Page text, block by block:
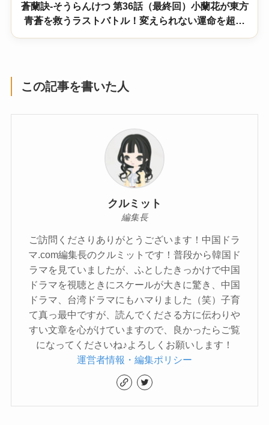
蒼蘭訣-そうらんけつ 第36話（最終回）小蘭花が東方
青蒼を救うラストバトル！変えられない運命を超え
この記事を書いた人
クルミット
編集長
ご訪問くださりありがとうございます！中国ドラ
マ.com編集長のクルミットです！普段から韓国ド
ラマを見ていましたが、ふとしたきっかけで中国
ドラマを視聴ときにスケールが大きに驚き、中国
ドラマ、台湾ドラマにもハマりました（笑）子育
て真っ最中ですが、読んでくださる方に伝わりや
すい文章を心がけていますので、良かったらご覧
になってくださいね♪よろしくお願いします！
運営者情報・編集ポリシー